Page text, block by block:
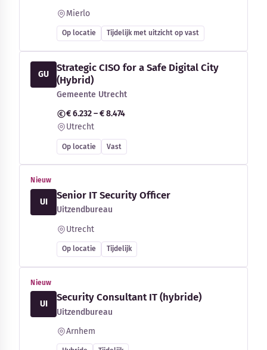
Mierlo
Op locatie Tijdelijk met uitzicht op vast
GU
Strategic CISO for a Safe Digital City
(Hybrid)
Gemeente Utrecht
€ 6.232 – € 8.474
Utrecht
Op locatie Vast
Nieuw
UI
Senior IT Security Officer
Uitzendbureau
Utrecht
Op locatie Tijdelijk
Nieuw
UI
Security Consultant IT (hybride)
Uitzendbureau
Arnhem